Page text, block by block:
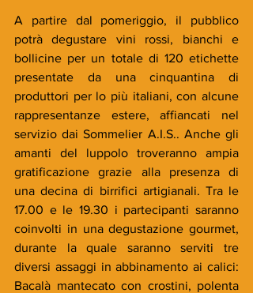
A partire dal pomeriggio, il pubblico
potrà degustare vini rossi, bianchi e
bollicine per un totale di 120 etichette
presentate da una cinquantina di
produttori per lo più italiani, con alcune
rappresentanze estere, affiancati nel
servizio dai Sommelier A.I.S.. Anche gli
amanti del luppolo troveranno ampia
gratificazione grazie alla presenza di
una decina di birrifici artigianali. Tra le
17.00 e le 19.30 i partecipanti saranno
coinvolti in una degustazione gourmet,
durante la quale saranno serviti tre
diversi assaggi in abbinamento ai calici:
Bacalà mantecato con crostini, polenta